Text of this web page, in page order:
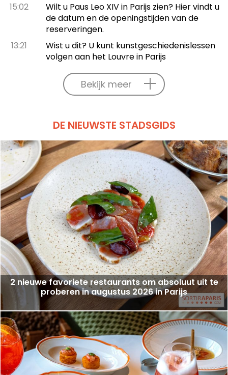
15:02
Wilt u Paus Leo XIV in Parijs zien? Hier vindt u
de datum en de openingstijden van de
reserveringen.
13:21
Wist u dit? U kunt kunstgeschiedenislessen
volgen aan het Louvre in Parijs
Bekijk meer
DE NIEUWSTE STADSGIDS
2 nieuwe favoriete restaurants om absoluut uit te
proberen in augustus 2026 in Parijs